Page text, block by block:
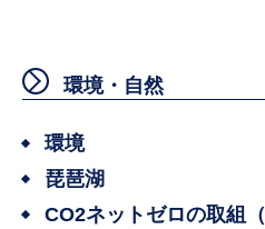
環境・自然
環境
琵琶湖
CO2ネットゼロの取組